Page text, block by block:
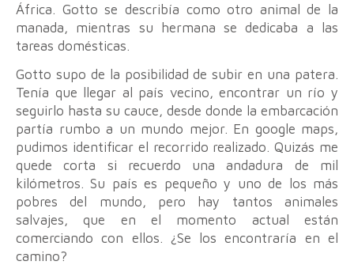
África. Gotto se describía como otro animal de la
manada, mientras su hermana se dedicaba a las
tareas domésticas.
Gotto supo de la posibilidad de subir en una patera.
Tenía que llegar al país vecino, encontrar un río y
seguirlo hasta su cauce, desde donde la embarcación
partía rumbo a un mundo mejor. En google maps,
pudimos identificar el recorrido realizado. Quizás me
quede corta si recuerdo una andadura de mil
kilómetros. Su país es pequeño y uno de los más
pobres del mundo, pero hay tantos animales
salvajes, que en el momento actual están
comerciando con ellos. ¿Se los encontraría en el
camino?